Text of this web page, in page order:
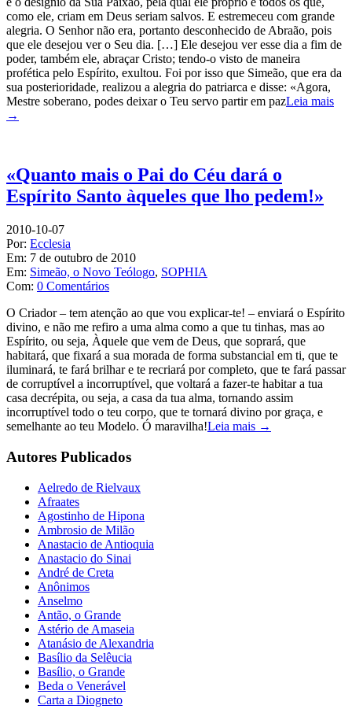
como ele, criam em Deus seriam salvos. E estremeceu com grande
alegria. O Senhor não era, portanto desconhecido de Abraão, pois
que ele desejou ver o Seu dia. […] Ele desejou ver esse dia a fim de
poder, também ele, abraçar Cristo; tendo-o visto de maneira
profética pelo Espírito, exultou. Foi por isso que Simeão, que era da
sua posterioridade, realizou a alegria do patriarca e disse: «Agora,
Mestre soberano, podes deixar o Teu servo partir em pazLeia mais
→
«Quanto mais o Pai do Céu dará o
Espírito Santo àqueles que lho pedem!»
2010-10-07
Por: Ecclesia
Em: 7 de outubro de 2010
Em: Simeão, o Novo Teólogo, SOPHIA
Com: 0 Comentários
O Criador – tem atenção ao que vou explicar-te! – enviará o Espírito
divino, e não me refiro a uma alma como a que tu tinhas, mas ao
Espírito, ou seja, Àquele que vem de Deus, que soprará, que
habitará, que fixará a sua morada de forma substancial em ti, que te
iluminará, te fará brilhar e te recriará por completo, que te fará passar
de corruptível a incorruptível, que voltará a fazer-te habitar a tua
casa decrépita, ou seja, a casa da tua alma, tornando assim
incorruptível todo o teu corpo, que te tornará divino por graça, e
semelhante ao teu Modelo. Ó maravilha!Leia mais →
Autores Publicados
Aelredo de Rielvaux
Afraates
Agostinho de Hipona
Ambrosio de Milão
Anastacio de Antioquia
Anastacio do Sinai
André de Creta
Anônimos
Anselmo
Antão, o Grande
Astério de Amaseia
Atanásio de Alexandria
Basílio da Selêucia
Basílio, o Grande
Beda o Venerável
Carta a Diogneto